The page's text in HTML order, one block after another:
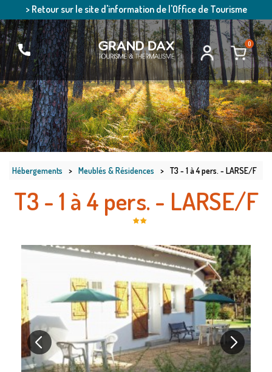
> Retour sur le site d'information de l'Office de Tourisme
0
Hébergements > Meublés & Résidences > T3 - 1 à 4 pers. - LARSE/F
T3 - 1 à 4 pers. - LARSE/F